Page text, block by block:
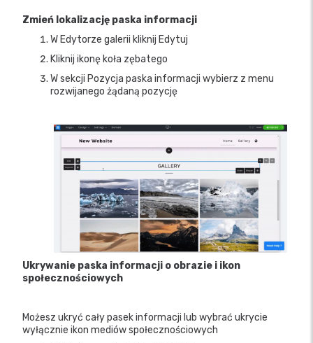
Zmień lokalizację paska informacji
W Edytorze galerii kliknij Edytuj
Kliknij ikonę koła zębatego
W sekcji Pozycja paska informacji wybierz z menu
rozwijanego żądaną pozycję
Ukrywanie paska informacji o obrazie i ikon
społecznościowych
Możesz ukryć cały pasek informacji lub wybrać ukrycie
wyłącznie ikon mediów społecznościowych